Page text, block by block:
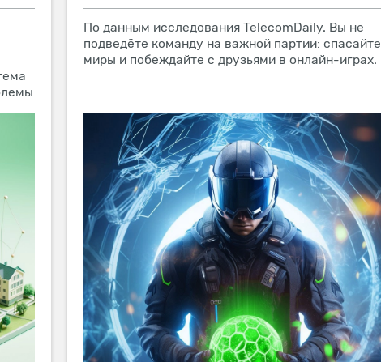
По данным исследования TelecomDaily. Вы не
подведёте команду на важной партии: спасайте
миры и побеждайте с друзьями в онлайн-играх.